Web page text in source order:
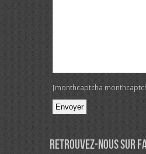
[monthcaptcha
Veuillez laisser ce champ
Retrouvez-nous sur